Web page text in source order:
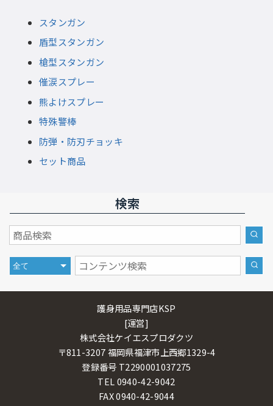
スタンガン
盾型スタンガン
槍型スタンガン
催涙スプレー
熊よけスプレー
特殊警棒
防弾・防刃チョッキ
セット商品
検索
護身用品専門店KSP
[運営]
株式会社ケイエスプロダクツ
〒811-3207 福岡県福津市上西郷1329-4
登録番号 T2290001037275
TEL 0940-42-9042
FAX 0940-42-9044